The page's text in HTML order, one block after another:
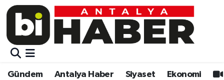
Gündem Antalya Haber Siyaset Ekonomi
Gündem
Gündem
Muratpaşa Nöbetçi Eczaneler